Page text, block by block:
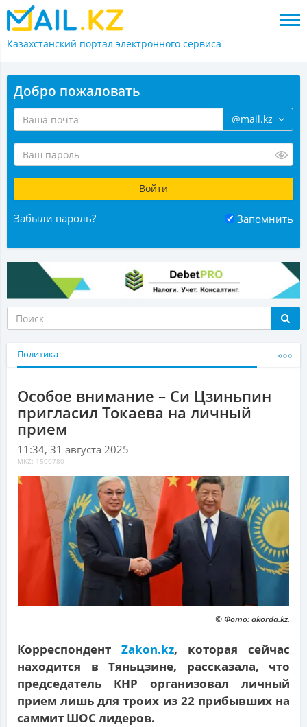
Казахстанский портал электронного сервиса
Добро пожаловать
@mail.kz
Забыли пароль? Запомнить
Политика
Особое внимание – Си Цзиньпин
пригласил Токаева на личный
прием
11:34, 31 августа 2025
MKZ: 1500780
© Фото: akorda.kz.
Корреспондент Zakon.kz, которая сейчас
находится в Тяньцзине, рассказала, что
председатель КНР организовал личный
прием лишь для троих из 22 прибывших на
саммит ШОС лидеров.